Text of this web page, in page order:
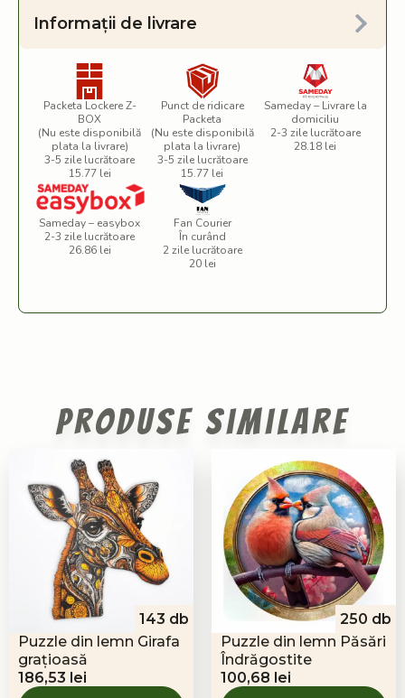
Informații de livrare
Packeta Lockere Z-
BOX
(Nu este disponibilă
plata la livrare)
3-5 zile lucrătoare
15.77 lei
Punct de ridicare
Packeta
(Nu este disponibilă
plata la livrare)
3-5 zile lucrătoare
15.77 lei
Sameday – Livrare la
domiciliu
2-3 zile lucrătoare
28.18 lei
Sameday – easybox
2-3 zile lucrătoare
26.86 lei
Fan Courier
În curând
2 zile lucrătoare
20 lei
Produse similare
143 db
Puzzle din lemn Girafa
grațioasă
186,53 lei
250 db
Puzzle din lemn Păsări
Îndrăgostite
100,68 lei